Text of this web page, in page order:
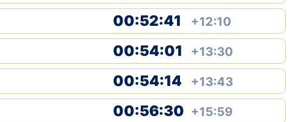
00:52:41 +12:10
00:54:01 +13:30
00:54:14 +13:43
00:56:30 +15:59